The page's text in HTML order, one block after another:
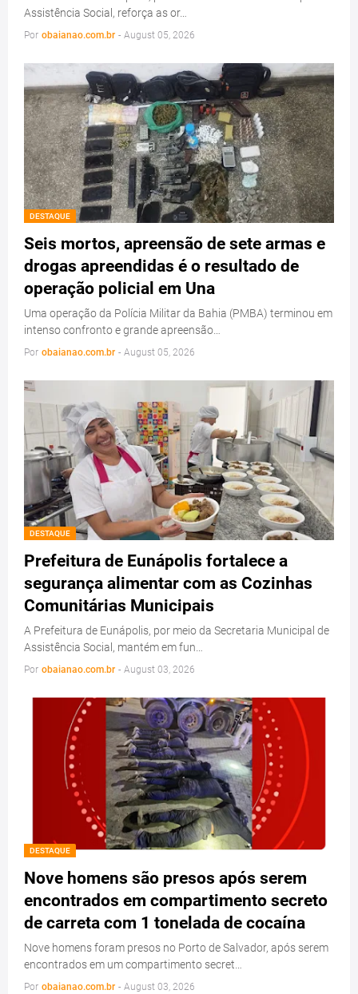
Assistência Social, reforça as or…
Por obaianao.com.br - August 05, 2026
DESTAQUE
Seis mortos, apreensão de sete armas e
drogas apreendidas é o resultado de
operação policial em Una
Uma operação da Polícia Militar da Bahia (PMBA) terminou em
intenso confronto e grande apreensão…
Por obaianao.com.br - August 05, 2026
DESTAQUE
Prefeitura de Eunápolis fortalece a
segurança alimentar com as Cozinhas
Comunitárias Municipais
A Prefeitura de Eunápolis, por meio da Secretaria Municipal de
Assistência Social, mantém em fun…
Por obaianao.com.br - August 03, 2026
DESTAQUE
Nove homens são presos após serem
encontrados em compartimento secreto
de carreta com 1 tonelada de cocaína
Nove homens foram presos no Porto de Salvador, após serem
encontrados em um compartimento secret…
Por obaianao.com.br - August 03, 2026